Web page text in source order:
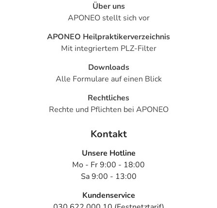
Über uns
APONEO stellt sich vor
APONEO Heilpraktikerverzeichnis
Mit integriertem PLZ-Filter
Downloads
Alle Formulare auf einen Blick
Rechtliches
Rechte und Pflichten bei APONEO
Kontakt
Unsere Hotline
Mo - Fr 9:00 - 18:00
Sa 9:00 - 13:00
Kundenservice